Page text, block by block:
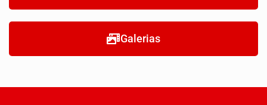
QUEM SOMOS
NOSSA HISTÓRIA
SUBSEDES
Galerias